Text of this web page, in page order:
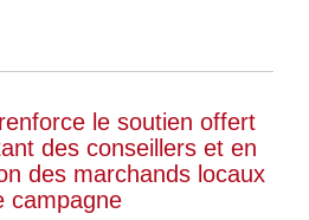
le soutien offert
des conseillers et en
des marchands locaux
campagne